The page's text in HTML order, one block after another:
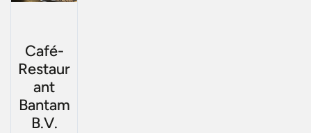
Café-
Restaur
ant
Bantam
B.V.